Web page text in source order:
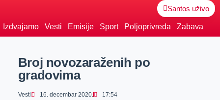
Santos uživo
Izdvajamo Vesti Emisije Sport Poljoprivreda Zabava
Broj novozaraženih po
gradovima
Vesti 16. decembar 2020. 17:54